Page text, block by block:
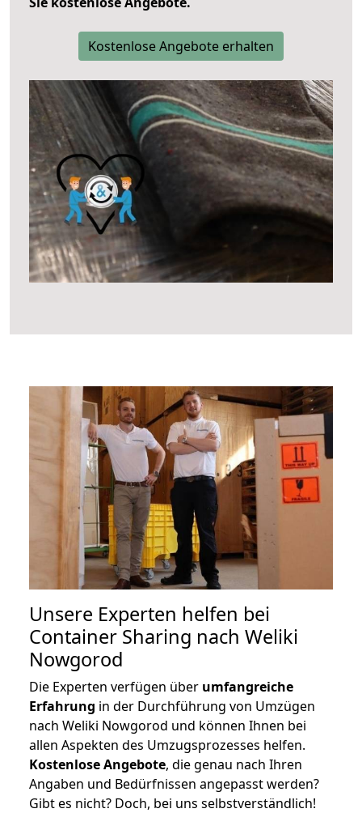
Kostenlose Angebote erhalten
Unsere Experten helfen bei
Container Sharing nach Weliki
Nowgorod
Die Experten verfügen über umfangreiche
Erfahrung in der Durchführung von Umzügen
nach Weliki Nowgorod und können Ihnen bei
allen Aspekten des Umzugsprozesses helfen.
Kostenlose Angebote, die genau nach Ihren
Angaben und Bedürfnissen angepasst werden?
Gibt es nicht? Doch, bei uns selbstverständlich!